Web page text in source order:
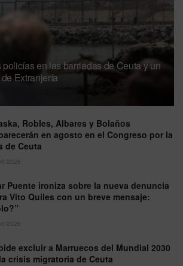
en las barriadas de Ceuta y un
Extranjería
Robles, Albares y Bolaños
en agosto en el Congreso por la
de Ceuta
2026
Puente ironiza sobre la nueva denuncia
Vito Quiles con un breve mensaje:
2026
excluir a Marruecos del Mundial 2030
crisis migratoria de Ceuta